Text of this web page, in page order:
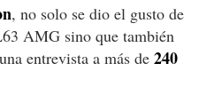
, no solo se dio el gusto de
AMG sino que también
entrevista a más de 240